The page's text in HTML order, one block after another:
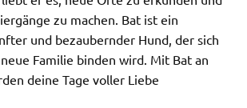
zu machen. Bat ist ein
und bezaubernder Hund, der sich
Familie binden wird. Mit Bat an
deine Tage voller Liebe